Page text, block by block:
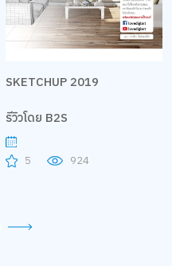
SKETCHUP 2019
รีวิวโดย B2S
5 924